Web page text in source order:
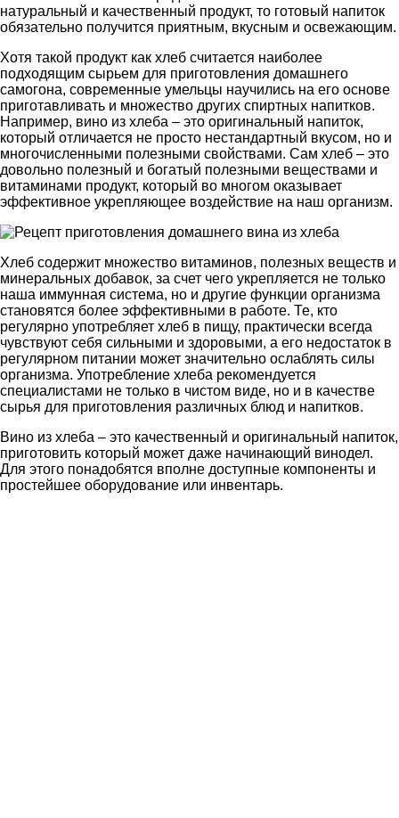
натуральный и качественный продукт, то готовый напиток
обязательно получится приятным, вкусным и освежающим.
Хотя такой продукт как хлеб считается наиболее
подходящим сырьем для приготовления домашнего
самогона, современные умельцы научились на его основе
приготавливать и множество других спиртных напитков.
Например, вино из хлеба – это оригинальный напиток,
который отличается не просто нестандартный вкусом, но и
многочисленными полезными свойствами. Сам хлеб – это
довольно полезный и богатый полезными веществами и
витаминами продукт, который во многом оказывает
эффективное укрепляющее воздействие на наш организм.
Хлеб содержит множество витаминов, полезных веществ и
минеральных добавок, за счет чего укрепляется не только
наша иммунная система, но и другие функции организма
становятся более эффективными в работе. Те, кто
регулярно употребляет хлеб в пищу, практически всегда
чувствуют себя сильными и здоровыми, а его недостаток в
регулярном питании может значительно ослаблять силы
организма. Употребление хлеба рекомендуется
специалистами не только в чистом виде, но и в качестве
сырья для приготовления различных блюд и напитков.
Вино из хлеба – это качественный и оригинальный напиток,
приготовить который может даже начинающий винодел.
Для этого понадобятся вполне доступные компоненты и
простейшее оборудование или инвентарь.